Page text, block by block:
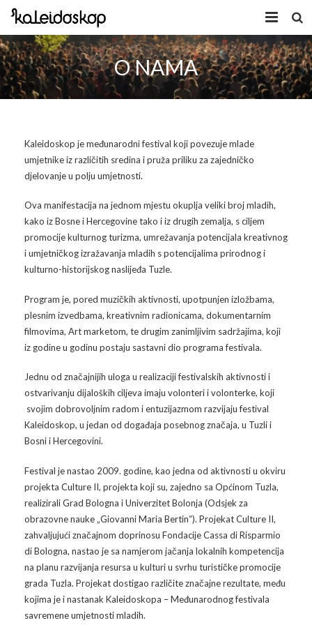
Home
Novosti
Program
Kaleidoskop Art
Radionice
Izložbe/Performans
Koncert
Volonteri
Dobrodošli u Tuzlu
Video
Video 2009.
Video 2010.
Video 2011
Video 2012
Video 2013
Video 2014
Video 2015
Video 2016
Video 2017
Video 2018
Naša galerija
Galerija 2009
Galerija 2010
Galerija 2011
Galerija 2012
Galerija 2013
Galerija 2014
Galerija 2015
Galerija 2016
Galerija 2017
Galerija 2018
Facebook
Arhiva
Kontakt
O NAMA
Kaleidoskop je međunarodni festival koji povezuje mlade
umjetnike iz različitih sredina i pruža priliku za zajedničko
djelovanje u polju umjetnosti.
Ova manifestacija na jednom mjestu okuplja veliki broj mladih,
kako iz Bosne i Hercegovine tako i iz drugih zemalja, s ciljem
promocije kulturnog turizma, umrežavanja potencijala kreativnog
i umjetničkog izražavanja mladih s potencijalima prirodnog i
kulturno-historijskog naslijeđa Tuzle.
Program je, pored muzičkih aktivnosti, upotpunjen izložbama,
plesnim izvedbama, kreativnim radionicama, dokumentarnim
filmovima, Art marketom, te drugim zanimljivim sadržajima, koji
iz godine u godinu postaju sastavni dio programa festivala.
Jednu od značajnijih uloga u realizaciji festivalskih aktivnosti i
ostvarivanju dijaloških ciljeva imaju volonteri i volonterke, koji
svojim dobrovoljnim radom i entuzijazmom razvijaju festival
Kaleidoskop, u jedan od događaja posebnog značaja, u Tuzli i
Bosni i Hercegovini.
Festival je nastao 2009. godine, kao jedna od aktivnosti u okviru
projekta Culture II, projekta koji su, zajedno sa Općinom Tuzla,
realizirali Grad Bologna i Univerzitet Bolonja (Odsjek za
obrazovne nauke „Giovanni Maria Bertin“). Projekat Culture II,
zahvaljujući značajnom doprinosu Fondacije Cassa di Risparmio
di Bologna, nastao je sa namjerom jačanja lokalnih kompetencija
na planu razvijanja resursa u kulturi u svrhu turističke promocije
grada Tuzla. Projekat dostigao različite značajne rezultate, među
kojima je i nastanak Kaleidoskopa – Međunarodnog festivala
savremene umjetnosti mladih.